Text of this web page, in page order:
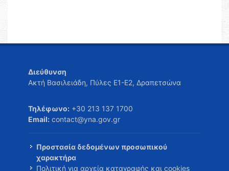
Διεύθυνση
Ακτή Βασιλειάδη, Πύλες Ε1-Ε2, Δραπετσώνα
Τηλέφωνο: +30 213 137 1700
Email: contact@yna.gov.gr
Προστασία δεδομένων προσωπικού
χαρακτήρα
Πολιτική για αρχεία καταγραφής και cookies